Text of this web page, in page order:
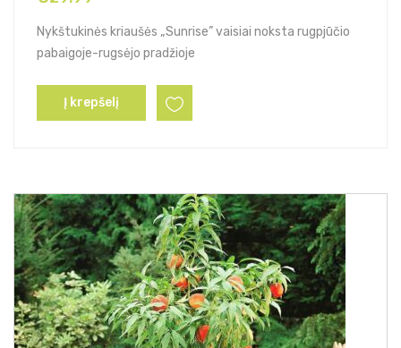
Nykštukinės kriaušės „Sunrise” vaisiai noksta rugpjūčio
pabaigoje-rugsėjo pradžioje
Į krepšelį